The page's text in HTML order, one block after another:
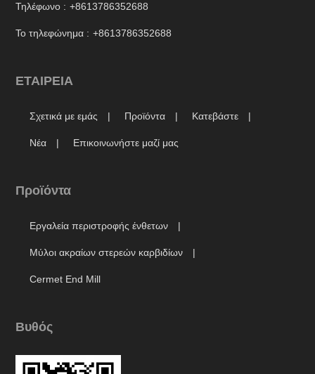
Τηλέφωνο : +8613786352688
Το τηλεφώνημα : +8613786352688
ΕΤΑΙΡΕΙΑ
Σχετικά με εμάς Προϊόντα Κατεβάστε
Νέα Επικοινωνήστε μαζί μας
Προϊόντα
Εργαλεία περιστροφής ένθετων
Μύλοι ακραίων στερεών καρβιδίων
Cermet End Mill
Βυθός